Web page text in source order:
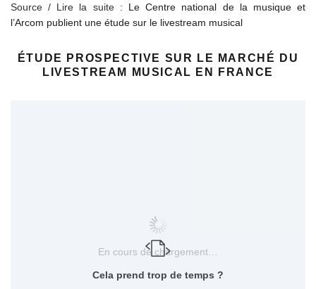
Source / Lire la suite : Le Centre national de la musique et
l’Arcom publient une étude sur le livestream musical
ÉTUDE PROSPECTIVE SUR LE MARCHÉ DU
LIVESTREAM MUSICAL EN FRANCE
En cours de chargement…
Cela prend trop de temps ?